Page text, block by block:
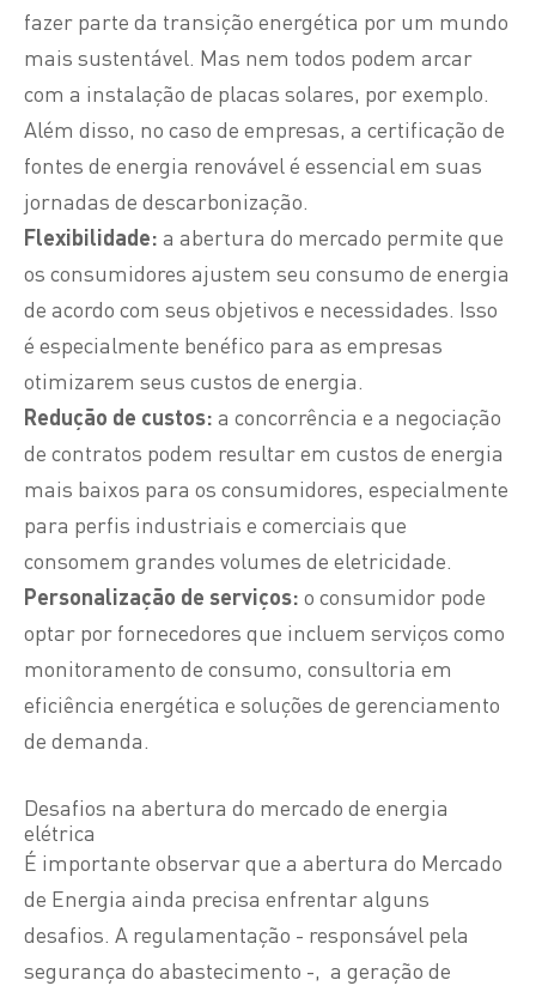
fazer parte da transição energética por um mundo
mais sustentável. Mas nem todos podem arcar
com a instalação de placas solares, por exemplo.
Além disso, no caso de empresas, a certificação de
fontes de energia renovável é essencial em suas
jornadas de descarbonização.
Flexibilidade: a abertura do mercado permite que
os consumidores ajustem seu consumo de energia
de acordo com seus objetivos e necessidades. Isso
é especialmente benéfico para as empresas
otimizarem seus custos de energia.
Redução de custos: a concorrência e a negociação
de contratos podem resultar em custos de energia
mais baixos para os consumidores, especialmente
para perfis industriais e comerciais que
consomem grandes volumes de eletricidade.
Personalização de serviços: o consumidor pode
optar por fornecedores que incluem serviços como
monitoramento de consumo, consultoria em
eficiência energética e soluções de gerenciamento
de demanda.
Desafios na abertura do mercado de energia
elétrica
É importante observar que a abertura do Mercado
de Energia ainda precisa enfrentar alguns
desafios. A regulamentação - responsável pela
segurança do abastecimento -, a geração de